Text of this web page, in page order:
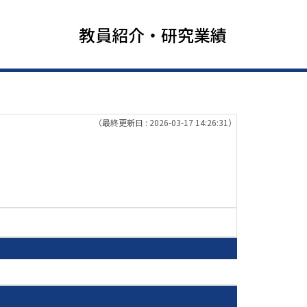
教員紹介・研究業績
（最終更新日 : 2026-03-17 14:26:31）